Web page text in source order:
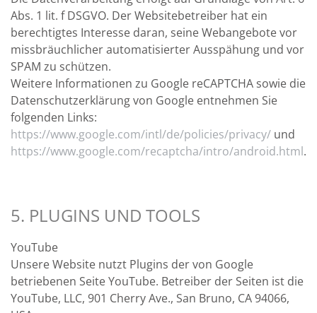
Abs. 1 lit. f DSGVO. Der Websitebetreiber hat ein
berechtigtes Interesse daran, seine Webangebote vor
missbräuchlicher automatisierter Ausspähung und vor
SPAM zu schützen.
Weitere Informationen zu Google reCAPTCHA sowie die
Datenschutzerklärung von Google entnehmen Sie
folgenden Links:
https://www.google.com/intl/de/policies/privacy/ und
https://www.google.com/recaptcha/intro/android.html.
5. PLUGINS UND TOOLS
YouTube
Unsere Website nutzt Plugins der von Google
betriebenen Seite YouTube. Betreiber der Seiten ist die
YouTube, LLC, 901 Cherry Ave., San Bruno, CA 94066,